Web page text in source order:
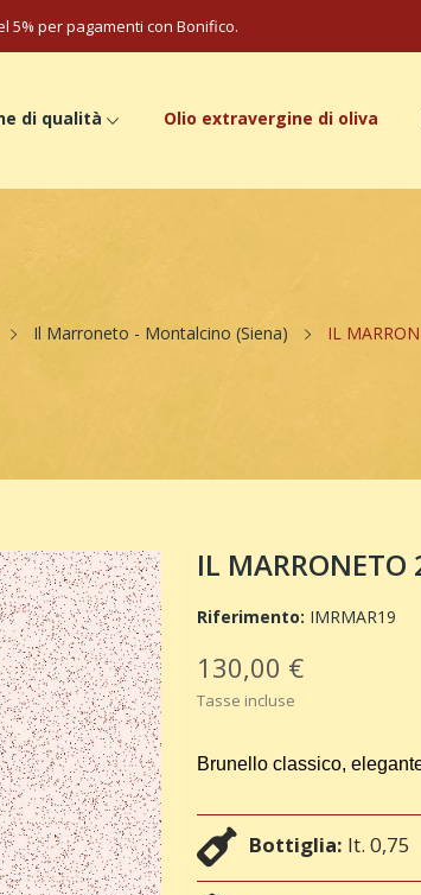
5% per pagamenti con Bonifico.
di qualità Olio extravergine di oliva
Il Marroneto - Montalcino (Siena) IL
IL
Riferimento: IMRMAR19
130,00 €
Tasse incluse
Brunello classico,
Bottiglia: lt. 0,75